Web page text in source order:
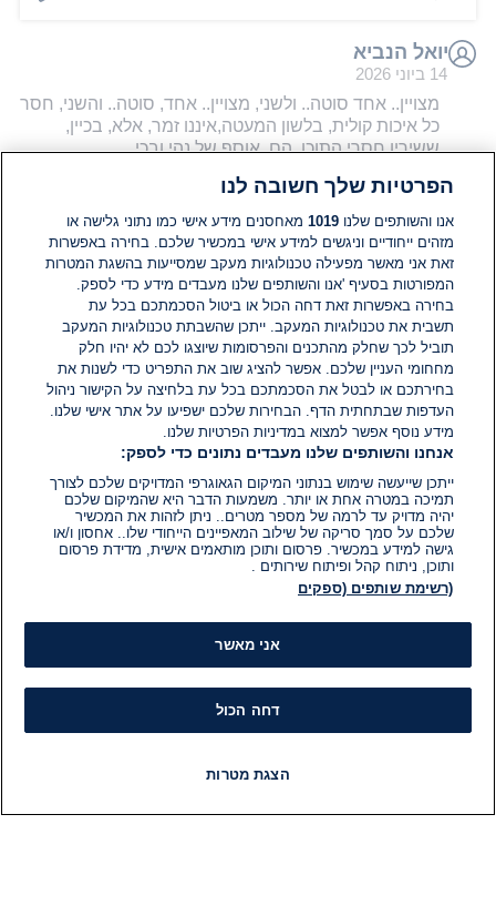
יואל הנביא
14 ביוני 2026
מצויין.. אחד סוטה.. ולשני, מצויין.. אחד, סוטה.. והשני, חסר
כל איכות קולית, בלשון המעטה,איננו זמר, אלא, בכיין,
ששיריו חסרי התוכן, הם, אוסף של נהי ובכי..
הגב 0
0
יואל הנביא
14 ביוני 2026
מצויין! אחד, סוטה, חפי הפרסומים בתקשורת.. השני, חסר
כל איכות קולית, ושיריו, אוסף של יבבות, נהי ובכי..
הגב 0
0
הפרטיות שלך חשובה לנו
אנו והשותפים שלנו1019 מאחסנים מידע אישי כמו נתוני גלישה או
מזהים ייחודיים וניגשים למידע אישי במכשיר שלכם. בחירה באפשרות
זאת אני מאשר מפעילה טכנולוגיות מעקב שמסייעות בהשגת המטרות
המפורטות בסעיף 'אנו והשותפים שלנו מעבדים מידע כדי לספק.
בחירה באפשרות זאת דחה הכול או ביטול הסכמתכם בכל עת
תשבית את טכנולוגיות המעקב. ייתכן שהשבתת טכנולוגיות המעקב
תוביל לכך שחלק מהתכנים והפרסומות שיוצגו לכם לא יהיו חלק
מחחומי העניין שלכם. אפשר להציג שוב את התפריט כדי לשנות את
בחירתכם או לבטל את הסכמתכם בכל עת בלחיצה על הקישור ניהול
העדפות שבתחתית הדף. הבחירות שלכם ישפיעו על אתר אישי שלנו.
מידע נוסף אפשר למצוא במדיניות הפרטיות שלנו.
אנחנו והשותפים שלנו מעבדים נתונים כדי לספק:
ייתכן שייעשה שימוש בנתוני המיקום הגאוגרפי המדויקים שלכם לצורך
תמיכה במטרה אחת או יותר. משמעות הדבר היא שהמיקום שלכם
יהיה מדויק עד לרמה של מספר מטרים.. ניתן לזהות את המכשיר
שלכם על סמך סריקה של שילוב המאפיינים הייחודי שלו.. אחסון ו/או
גישה למידע במכשיר. פרסום ותוכן מותאמים אישית, מדידת פרסום
ותוכן, ניתוח קהל ופיתוח שירותים .
(רשימת שותפים (ספקים
אני מאשר
דחה הכול
הצגת מטרות